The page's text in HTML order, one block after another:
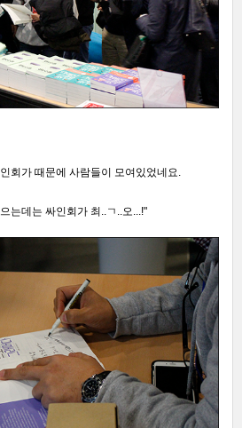
회가 때문에 사람들이 모여있었네요.
는데는 싸인회가 최..ㄱ..오 ..!"